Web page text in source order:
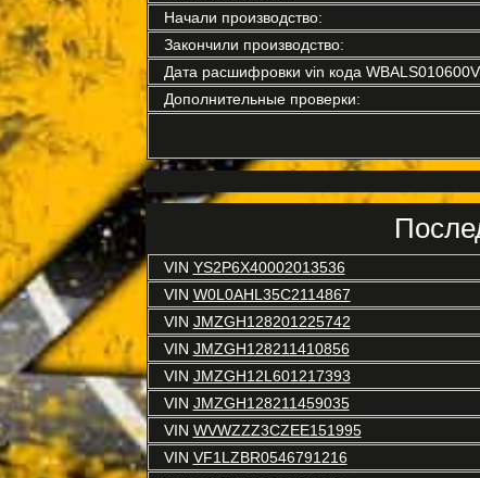
Начали производство:
Закончили производство:
Дата расшифровки vin кода
Дополнительные проверки:
VIN YS2P6X40002013536
VIN W0L0AHL35C2114867
VIN JMZGH128201225742
VIN JMZGH128211410856
VIN JMZGH12L601217393
VIN JMZGH128211459035
VIN WVWZZZ3CZEE151995
VIN VF1LZBR0546791216